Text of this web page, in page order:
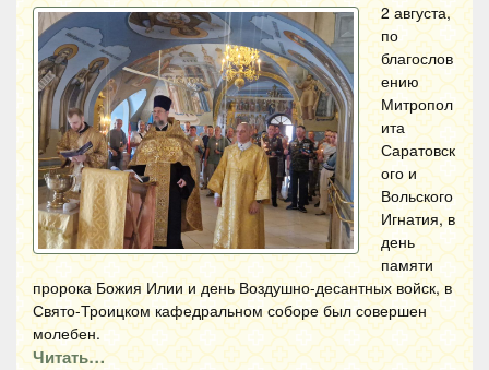
2 августа,
по
благослов
ению
Митропол
ита
Саратовск
ого и
Вольского
Игнатия, в
день
памяти
пророка Божия Илии и день Воздушно-десантных войск, в
Свято-Троицком кафедральном соборе был совершен
молебен.
Читать…